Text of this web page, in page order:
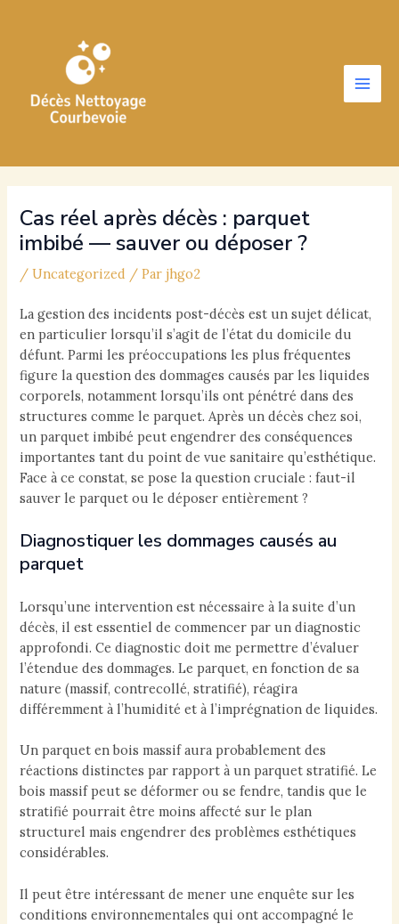
Main
Cas réel après décès : parquet
imbibé — sauver ou déposer ?
/Uncategorized / Parjhgo2
La gestion des incidents post-décès est un sujet délicat,
en particulier lorsqu’il s’agit de l’état du domicile du
défunt. Parmi les préoccupations les plus fréquentes
figure la question des dommages causés par les liquides
corporels, notamment lorsqu’ils ont pénétré dans des
structures comme le parquet. Après un décès chez soi,
un parquet imbibé peut engendrer des conséquences
importantes tant du point de vue sanitaire qu’esthétique.
Face à ce constat, se pose la question cruciale : faut-il
sauver le parquet ou le déposer entièrement ?
Diagnostiquer les dommages causés au
parquet
Lorsqu’une intervention est nécessaire à la suite d’un
décès, il est essentiel de commencer par un diagnostic
approfondi. Ce diagnostic doit me permettre d’évaluer
l’étendue des dommages. Le parquet, en fonction de sa
nature (massif, contrecollé, stratifié), réagira
différemment à l’humidité et à l’imprégnation de liquides.
Un parquet en bois massif aura probablement des
réactions distinctes par rapport à un parquet stratifié. Le
bois massif peut se déformer ou se fendre, tandis que le
stratifié pourrait être moins affecté sur le plan
structurel mais engendrer des problèmes esthétiques
considérables.
Il peut être intéressant de mener une enquête sur les
conditions environnementales qui ont accompagné le